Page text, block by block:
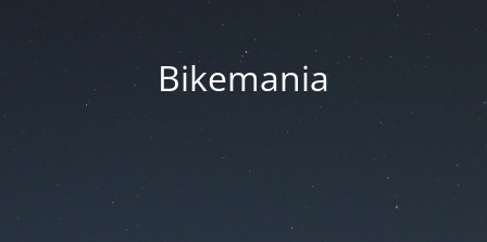
Bikemania